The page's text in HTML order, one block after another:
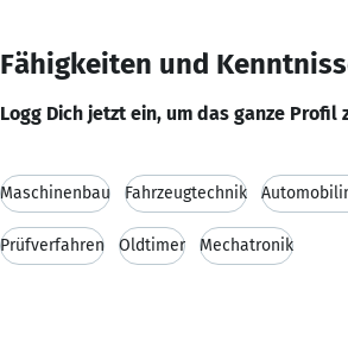
Fähigkeiten und
Logg Dich jetzt ein, um das ganze Profil
Maschinenbau Fahrzeugtechnik
Prüfverfahren Oldtimer Mechatronik